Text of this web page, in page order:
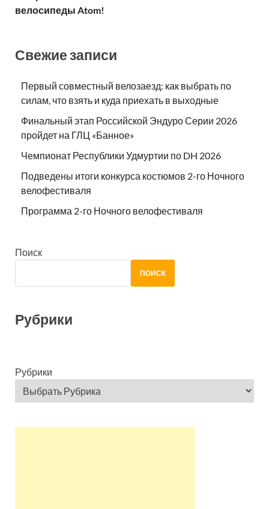
велосипеды Atom!
Свежие записи
Первый совместный велозаезд: как выбрать по
силам, что взять и куда приехать в выходные
Финальный этап Российской Эндуро Серии 2026
пройдет на ГЛЦ «Банное»
Чемпионат Республики Удмуртии по DH 2026
Подведены итоги конкурса костюмов 2-го Ночного
велофестиваля
Программа 2-го Ночного велофестиваля
Поиск
ПОИСК
Рубрики
Рубрики